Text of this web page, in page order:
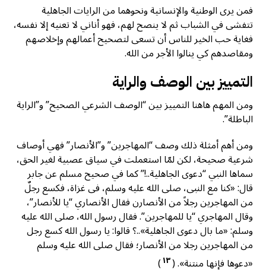
فمن يرى الوطنية والإنسانية ونحوهما من الرايات الجاهلية
تتفشى في الشباب ثم لا ينصح لهم، فهو أناني لا تعنيه إلا نفسه،
فغاية حب الخير للناس أن تسعى لتصحيح أعمالهم وإخلاصهم
ومقاصدهم كي ينالوا الأجر من الله.
التمييز بين الوصف والراية
ومن المهم هاهنا التمييز بين “الوصف الشرعي الصحيح” و”الراية
الباطلة”.
ومن أهم أمثلة ذلك وصف “المهاجرين” و”الأنصار” فهي أوصاف
شرعية صحيحة، لكن لمّا استعملت في سياق عصبية لغير الحق،
سماها النبي “دعوى الجاهلية..!” كما في صحيح مسلم عن جابر
قال: «كنا مع النبى، صلى الله عليه وسلم، فى غزاة، فكسع رجلٌ
من المهاجرين رجلاً من الأنصارن فقال الأنصاري “يا للأنصار”،
وقال المهاجري “يا للمهاجرين”. فقال رسول الله، صلى الله عليه
وسلم: «ما بال دعوى الجاهلية»..؟ قالوا: يا رسول الله كسع رجل
من المهاجرين رجلا من الأنصار؛ فقال صلى الله عليه وسلم
«دعوها فإنها منتنة». (١٣)